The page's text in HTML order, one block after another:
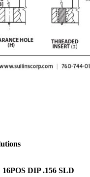
DIP .156 SLD